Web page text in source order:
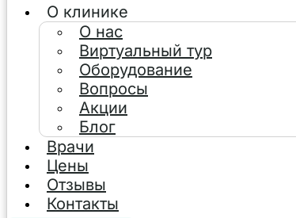
О клинике
О нас
Виртуальный тур
Оборудование
Вопросы
Акции
Блог
Врачи
Цены
Отзывы
Контакты